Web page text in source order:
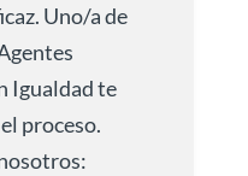
Uno/a de
Igualdad te
proceso.